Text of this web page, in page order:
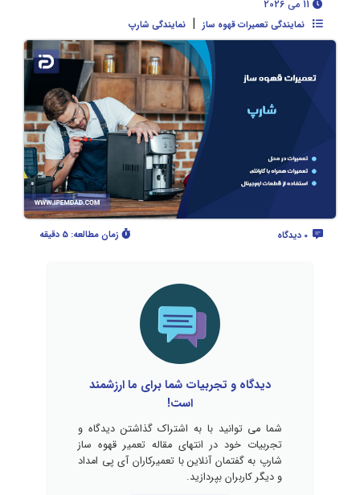
نمایندگی تعمیرات قهوه ساز | نمایندگی شارپ
زمان مطالعه: 5 دقیقه
دیدگاه و تجربیات شما برای ما ارزشمند
است!
شما می توانید با به اشتراک گذاشتن دیدگاه و
تجربیات خود در انتهای مقاله تعمیر قهوه ساز
شارپ به گفتمان آنلاین با تعمیرکاران آی پی امداد
و دیگر کاربران بپردازید.